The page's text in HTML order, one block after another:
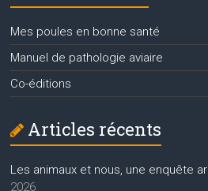
Mes poules en bonne santé
Manuel de pathologie aviaire
Co-éditions
Articles récents
Les animaux et nous, une enquête
2026